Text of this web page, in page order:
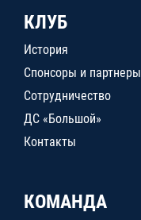
КЛУБ
История
Спонсоры и партнеры
Сотрудничество
ДС «Большой»
Контакты
КОМАНДА